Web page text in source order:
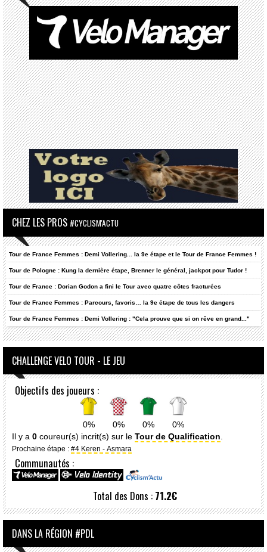
CHEZ LES PROS #CYCLISM'ACTU
Tour de France Femmes : Demi Vollering... la 9e étape et le Tour de France Femmes !
Tour de Pologne : Kung la dernière étape, Brenner le général, jackpot pour Tudor !
Tour de France : Dorian Godon a fini le Tour avec quatre côtes fracturées
Tour de France Femmes : Parcours, favoris… la 9e étape de tous les dangers
Tour de France Femmes : Demi Vollering : "Cela prouve que si on rêve en grand..."
CHALLENGE VELO TOUR - LE JEU
Objectifs des joueurs :
0% 0% 0%
0%
Il y a 0 coureur(s) incrit(s) sur le Tour de Qualification.
Prochaine étape : #4 Keren - Asmara
Communautés :
Total des Dons : 71.2€
DANS LA RÉGION #PDL